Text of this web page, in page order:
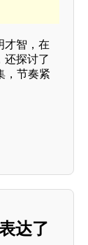
才智，在
还探讨了
，节奏紧
达了